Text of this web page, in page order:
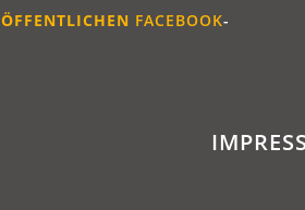
ÖFFENTLICHEN FACEBOOK-